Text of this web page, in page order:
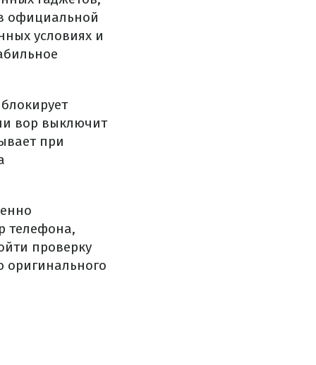
официальной
условиях и
вор выключит
при
телефона,
проверку
оригинального